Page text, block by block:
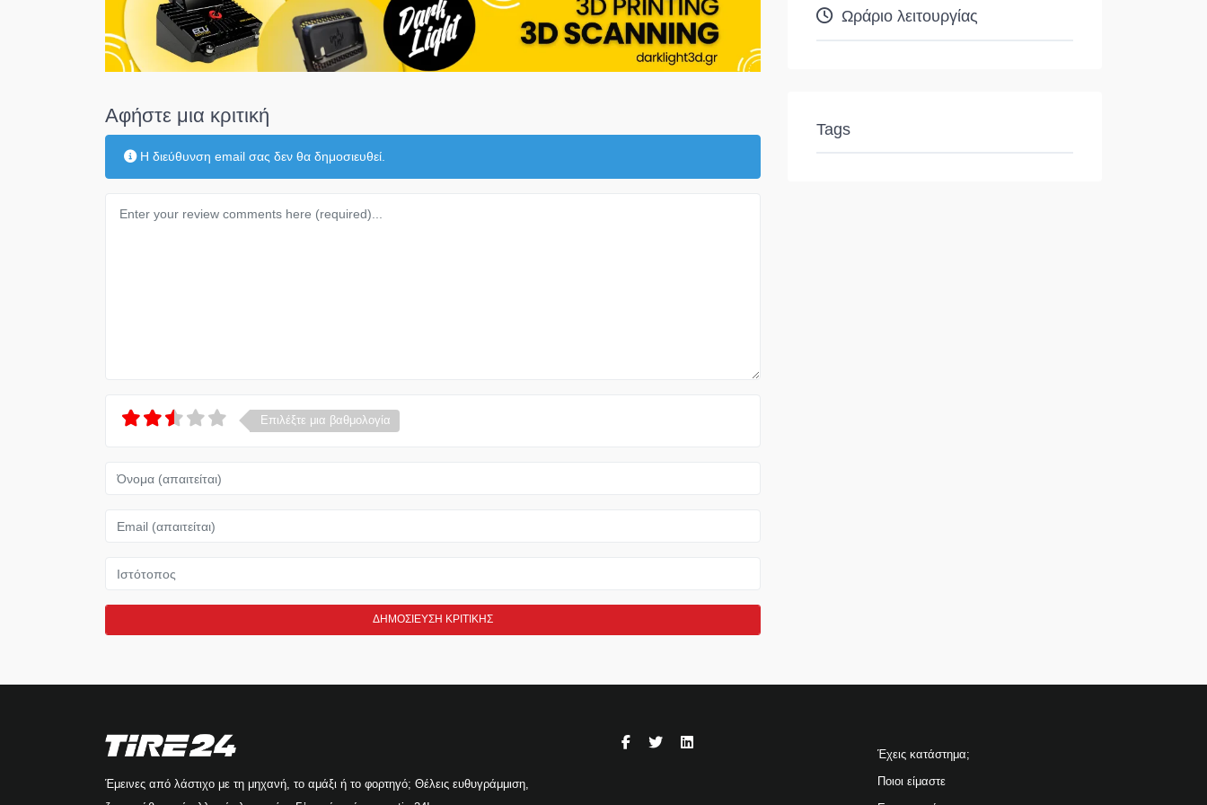
Αφήστε μια κριτική
Η διεύθυνση email σας δεν θα δημοσιευθεί.
Επιλέξτε μια βαθμολογία
Όνομα
Email
Ιστότοπος
Ωράριο λειτουργίας
Tags
Έμεινες από λάστιχο με τη μηχανή, το αμάξι ή το φορτηγό; Θέλεις ευθυγράμμιση,
Έχεις κατάστημα;
Ποιοι είμαστε